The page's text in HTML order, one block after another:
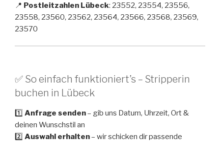
📍 Postleitzahlen Lübeck: 23552, 23554, 23556,
23558, 23560, 23562, 23564, 23566, 23568, 23569,
23570
✅ So einfach funktioniert’s – Stripperin
buchen in Lübeck
1️⃣ Anfrage senden– gib uns Datum, Uhrzeit, Ort &
deinen Wunschstil an
2️⃣ Auswahl erhalten– wir schicken dir passende